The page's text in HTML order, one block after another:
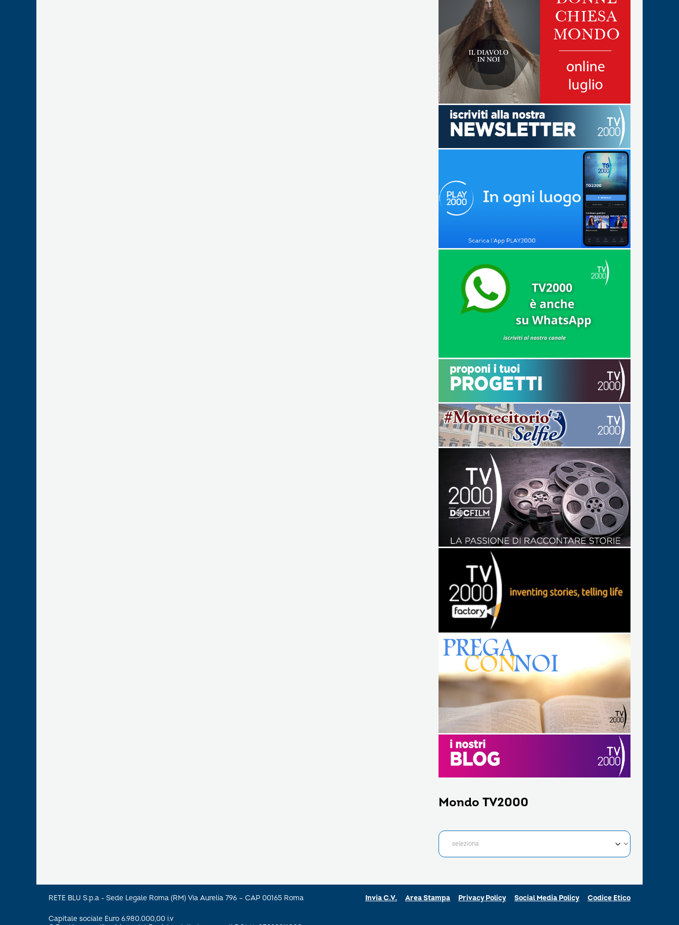
Mondo TV2000
RETE BLU S.p.a - Sede Legale Roma (RM) Via Aurelia 796 – CAP 00165 Roma
Capitale sociale Euro 6.980.000,00 i.v
Invia C.V. Area Stampa Privacy Policy Social Media Policy Codice Etico